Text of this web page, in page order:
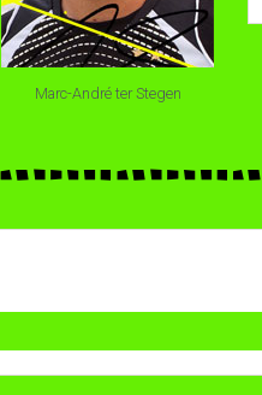
Marc-André ter Stegen